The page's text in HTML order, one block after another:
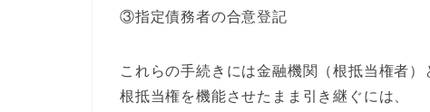
③指定債務者の合意登記
これらの手続きには金融機関（根抵当権者）
根抵当権を機能させたまま引き継ぐには、